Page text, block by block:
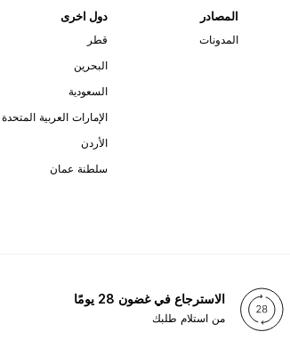
المصادر
المدونات
دول اخرى
قطر
البحرين
السعودية
الإمارات العربية المتحدة
الأردن
سلطنة عمان
الاسترجاع في غضون 28 يومًا
من استلام طلبك